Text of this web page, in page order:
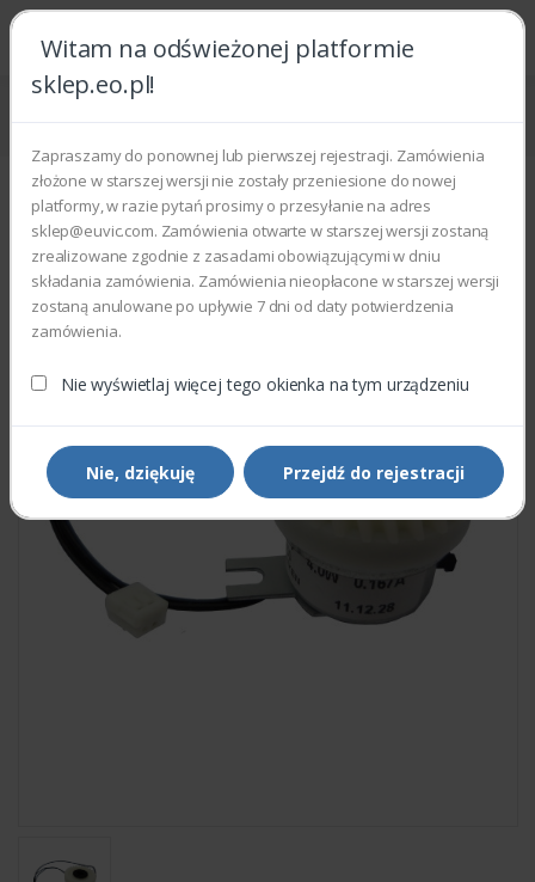
Witam na odświeżonej platformie
sklep.eo.pl!
Zapraszamy do ponownej lub pierwszej rejestracji. Zamówienia
złożone w starszej wersji nie zostały przeniesione do nowej
platformy, w razie pytań prosimy o przesyłanie na adres
sklep@euvic.com. Zamówienia otwarte w starszej wersji zostaną
zrealizowane zgodnie z zasadami obowiązującymi w dniu
składania zamówienia. Zamówienia nieopłacone w starszej wersji
zostaną anulowane po upływie 7 dni od daty potwierdzenia
zamówienia.
Nie wyświetlaj więcej tego okienka na tym urządzeniu
Nie, dziękuję Przejdź do rejestracji
Strona główna Części zamienne